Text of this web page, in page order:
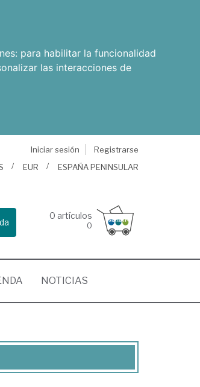
para habilitar la funcionalidad
las interacciones de
Iniciar sesión
Registrarse
EUR ESPAÑA PENINSULAR
0 artículos
0
NOTICIAS